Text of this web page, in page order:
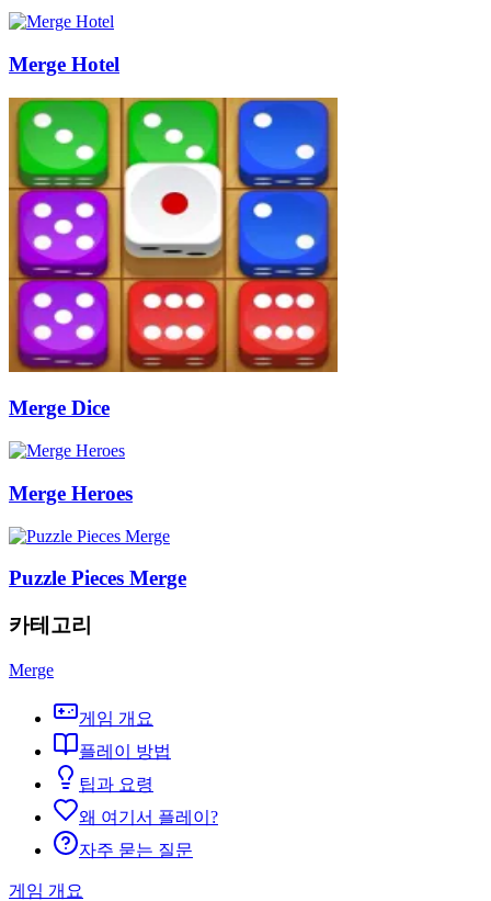
Merge Hotel
Merge Dice
Merge Heroes
Puzzle Pieces Merge
카테고리
Merge
게임 개요
플레이 방법
팁과 요령
왜 여기서 플레이?
자주 묻는 질문
게임 개요